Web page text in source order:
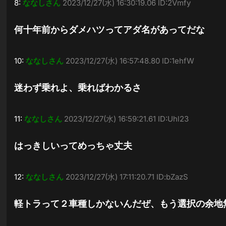
8: ななしさん 2023/12/27(水) 16:30:19.06 ID:2Vmfy
何十年前からダメハツってアダ名があってだな
10: ななしさん 2023/12/27(水) 16:57:48.80 ID:1ehfW
迷わず乗れよ、乗ればわかるさ
11: ななしさん 2023/12/27(水) 16:59:21.61 ID:Uhl23
はっきしいってめっちゃ丈夫
12: ななしさん 2023/12/27(水) 17:11:20.71 ID:bZazS
軽トラって２車種しかないんだぜ、もう選択の余地